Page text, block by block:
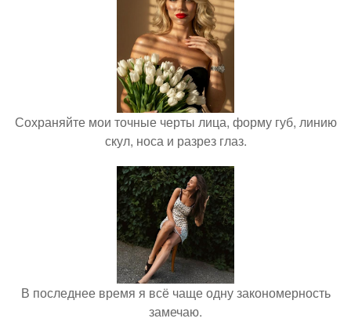
Сохраняйте мои точные черты лица, форму губ, линию
скул, носа и разрез глаз.
В последнее время я всё чаще одну закономерность
замечаю.